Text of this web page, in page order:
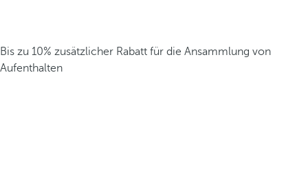
Bis zu 10% zusätzlicher Rabatt für die Ansammlung von
Aufenthalten